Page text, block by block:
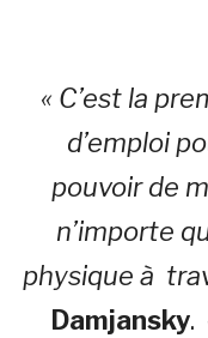
« C’est la
d’emploi
pouvoir de
n’importe
physique à
Damjansky.